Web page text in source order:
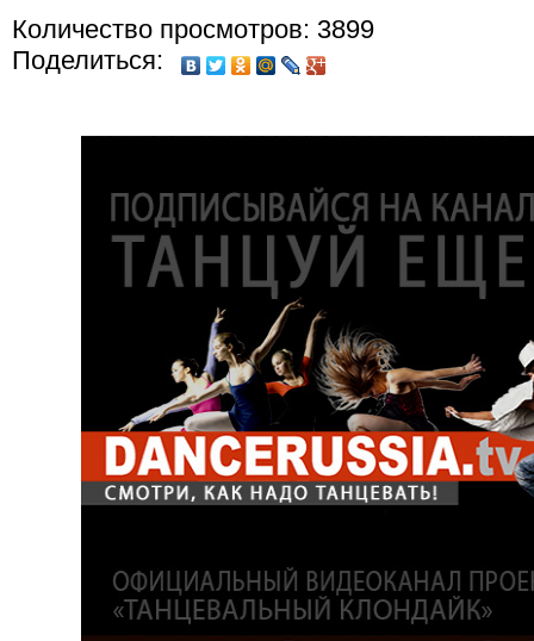
Количество просмотров: 3899
Поделиться: